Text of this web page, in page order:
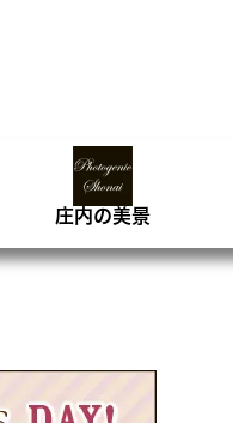
庄内の美景